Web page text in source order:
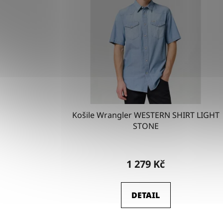
Košile Wrangler WESTERN SHIRT LIGHT
STONE
1 279 Kč
DETAIL